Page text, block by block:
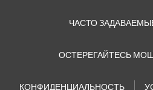
ЧАСТО
ОСТЕРЕГАЙТЕСЬ
КОНФИДЕНЦИАЛЬНОСТЬ